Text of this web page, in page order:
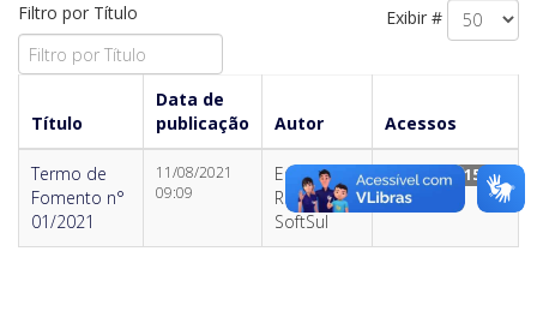
Filtro por Título
Exibir #
Título
Data de
publicação
Autor Acessos
Termo de
Fomento n°
01/2021
11/08/2021
09:09
Escrito por
Rafaela -
SoftSul
Acessos: 1519